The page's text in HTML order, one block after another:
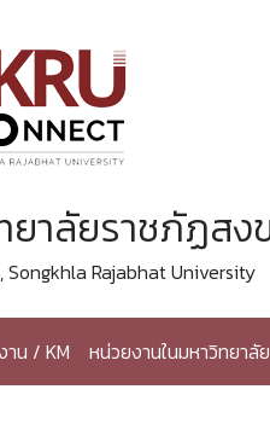
าลัยราชภัฏสง
Rajabhat University
น / KM หน่วยงานในมหาวิทยาลัย